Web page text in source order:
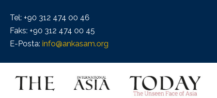
Tel: +90 312 474 00 46
Faks: +90 312 474 00 45
E-Posta: info@ankasam.org